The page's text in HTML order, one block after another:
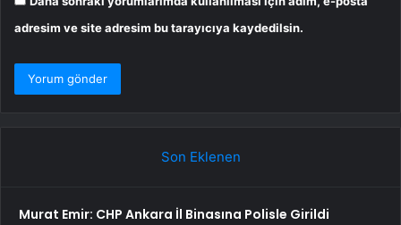
adresim ve site adresim bu tarayıcıya kaydedilsin.
Son Eklenen
Murat Emir: CHP Ankara İl Binasına Polisle Girildi